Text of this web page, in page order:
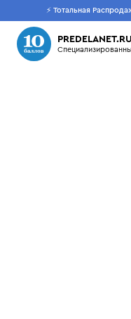
⚡ Тотальная
PREDELANET.RU
Что будем искать?